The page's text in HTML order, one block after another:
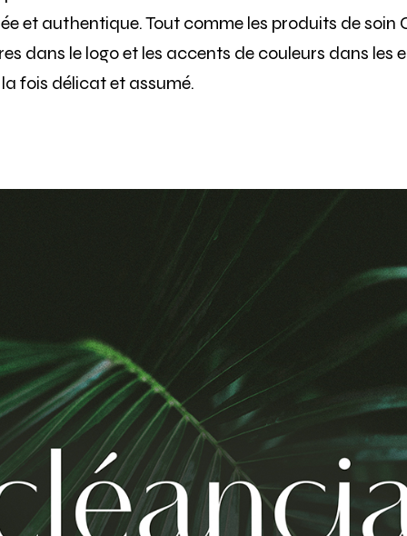
et authentique. Tout comme les produits de soin
dans le logo et les accents de couleurs dans les
fois délicat et assumé.